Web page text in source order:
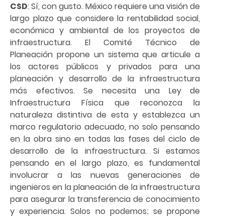
CSD: Sí, con gusto. México requiere una visión de
largo plazo que considere la rentabilidad social,
económica y ambiental de los proyectos de
infraestructura. El Comité Técnico de
Planeación propone un sistema que articule a
los actores públicos y privados para una
planeación y desarrollo de la infraestructura
más efectivos. Se necesita una Ley de
Infraestructura Física que reconozca la
naturaleza distintiva de esta y establezca un
marco regulatorio adecuado, no solo pensando
en la obra sino en todas las fases del ciclo de
desarrollo de la infraestructura. Si estamos
pensando en el largo plazo, es fundamental
involucrar a las nuevas generaciones de
ingenieros en la planeación de la infraestructura
para asegurar la transferencia de conocimiento
y experiencia. Solos no podemos; se propone